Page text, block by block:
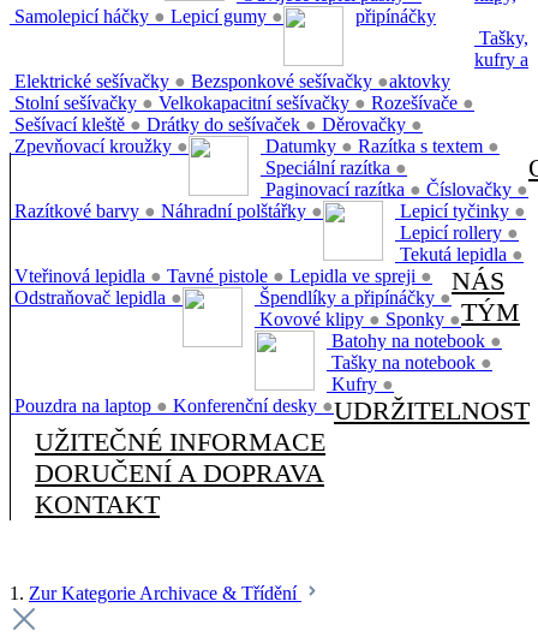
Samolepicí háčky ● Lepicí gumy ●
Elektrické sešívačky ● Bezsponkové sešívačky ●
Stolní sešívačky ● Velkokapacitní sešívačky ● Rozešívače ●
Sešívací kleště ● Drátky do sešívaček ● Děrovačky ●
Zpevňovací kroužky ● Datumky ● Razítka s textem ●
Speciální razítka ●
Paginovací razítka ● Číslovačky ●
Razítkové barvy ● Náhradní polštářky ● Lepicí tyčinky ●
Lepicí rollery ●
Tekutá lepidla ●
Vteřinová lepidla ● Tavné pistole ● Lepidla ve spreji ●
Odstraňovač lepidla ●
připínáčky
Špendlíky a připínáčky ●
Kovové klipy ● Sponky ●
Tašky,
kufry a
aktovky
Batohy na notebook ●
Tašky na notebook ●
Kufry ●
Pouzdra na laptop ● Konferenční desky ●
NÁS
TÝM
UDRŽITELNOST
UŽITEČNÉ INFORMACE
DORUČENÍ A DOPRAVA
KONTAKT
1. Zur Kategorie Archivace & Třídění